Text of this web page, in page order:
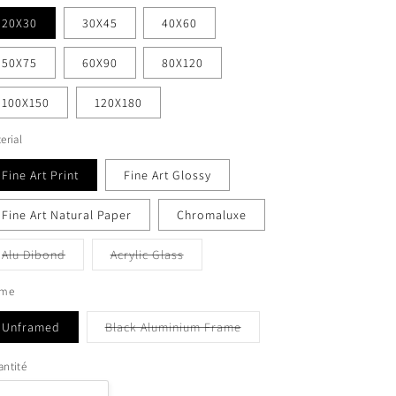
20X30 30X45 40X60
50X75 60X90 80X120
100X150 120X180
Fine Art Print Fine Art Glossy
Fine Art Natural Paper Chromaluxe
Alu DibondVariante
épuisée
Acrylic GlassVariante
épuisée
Unframed Black Aluminium FrameVariante
épuisée